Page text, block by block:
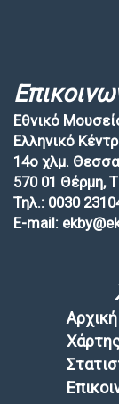
Εθνικό
Ελληνικό
14ο χλμ.
570 01 Θέρμη,
Τηλ.: 0030
E-mail: